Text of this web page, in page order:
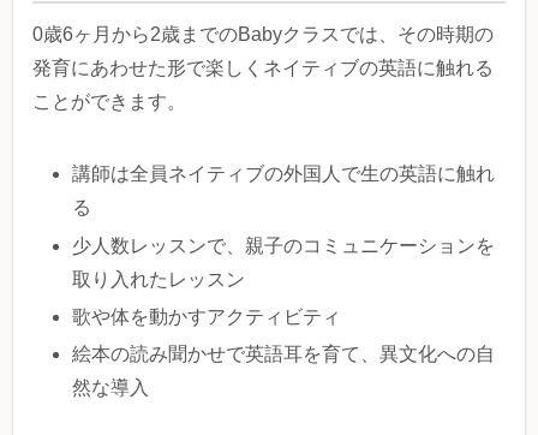
0歳6ヶ月から2歳までのBabyクラスでは、その時期の
発育にあわせた形で楽しくネイティブの英語に触れる
ことができます。
講師は全員ネイティブの外国人で生の英語に触れ
る
少人数レッスンで、親子のコミュニケーションを
取り入れたレッスン
歌や体を動かすアクティビティ
絵本の読み聞かせで英語耳を育て、異文化への自
然な導入